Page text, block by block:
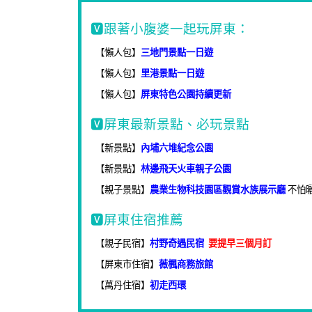
🆅跟著小腹婆一起玩屏東：
【懶人包】 三地門景點一日遊
【懶人包】 里港景點一日遊
【懶人包】 屏東特色公園持續更新
🆅屏東最新景點、必玩景點
【新景點】 內埔六堆紀念公園
【新景點】 林邊飛天火車親子公園
【親子景點】 農業生物科技園區觀賞水族展示廳不怕
🆅屏東住宿推薦
【親子民宿】 村野奇遇民宿 要提早三個月訂
【屏東市住宿】 薇楓商務旅館
【萬丹住宿】 初走西環